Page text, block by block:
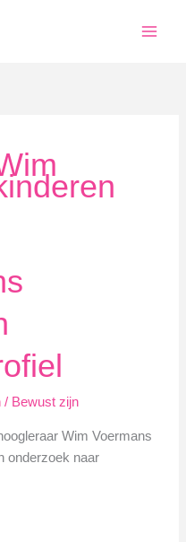
/ Bewust zijn
Wim Voermans
onderzoek naar